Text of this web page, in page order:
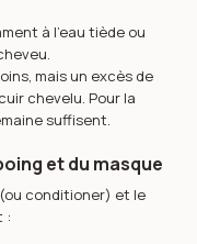
à l’eau tiède ou
mais un excès de
chevelu. Pour la
suffisent.
et du masque
(ou conditioner) et le
: